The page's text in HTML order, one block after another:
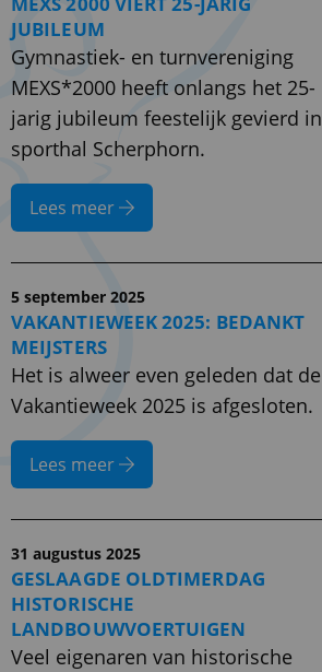
JUBILEUM
Gymnastiek- en turnvereniging
MEXS*2000 heeft onlangs het 25-
jarig jubileum feestelijk gevierd in
sporthal Scherphorn.
Lees meer
5 september 2025
VAKANTIEWEEK 2025: BEDANKT
MEIJSTERS
Het is alweer even geleden dat de
Vakantieweek 2025 is afgesloten.
Lees meer
31 augustus 2025
GESLAAGDE OLDTIMERDAG
HISTORISCHE
LANDBOUWVOERTUIGEN
Veel eigenaren van historische